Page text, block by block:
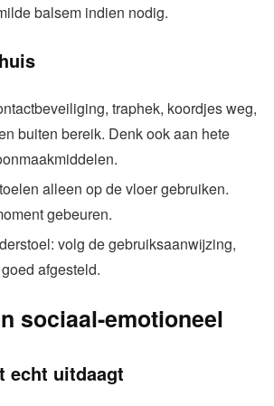
balsem indien nodig.
traphek, koordjes weg,
buiten bereik. Denk ook aan hete
alleen op de vloer gebruiken.
gebeuren.
volg de gebruiksaanwijzing,
afgesteld.
sociaal-emotioneel
echt uitdaagt